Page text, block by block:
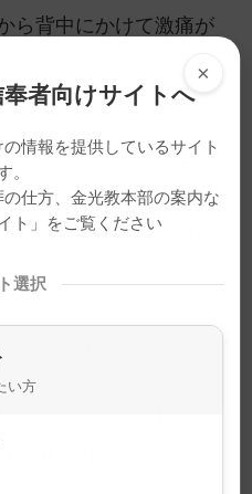
ら背中にかけて激痛が
ぶれているとのこと。
たいんです」と医師
でもいいのなら、行き
言われ、とにかく治療
なりました。
。年明けにお参りがで
がありました。
の扉を閉めてしまって
さることを決めてしま
×
者向けサイトへ
情報を提供しているサイト
。
仕方、金光教本部の案内な
ト」をご覧ください
選択
い方